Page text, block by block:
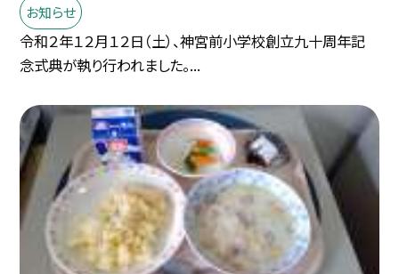
お知らせ
令和２年１２月１２日（土）、神宮前小学校創立九十周年記
念式典が執り行われました。...